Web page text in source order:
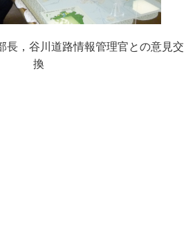
長，谷川道路情報管理官との意見交
換